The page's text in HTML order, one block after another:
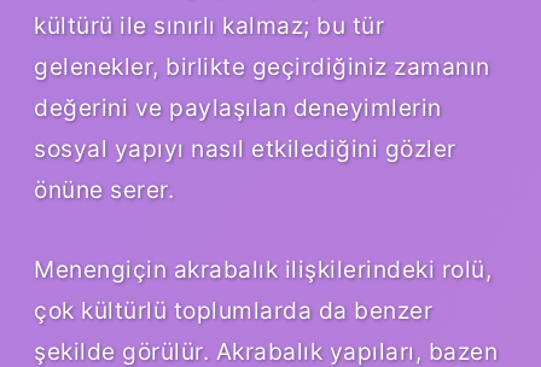
kültürü ile sınırlı kalmaz; bu tür
gelenekler, birlikte geçirdiğiniz zamanın
değerini ve paylaşılan deneyimlerin
sosyal yapıyı nasıl etkilediğini gözler
önüne serer.
Menengiçin akrabalık ilişkilerindeki rolü,
çok kültürlü toplumlarda da benzer
şekilde görülür. Akrabalık yapıları, bazen